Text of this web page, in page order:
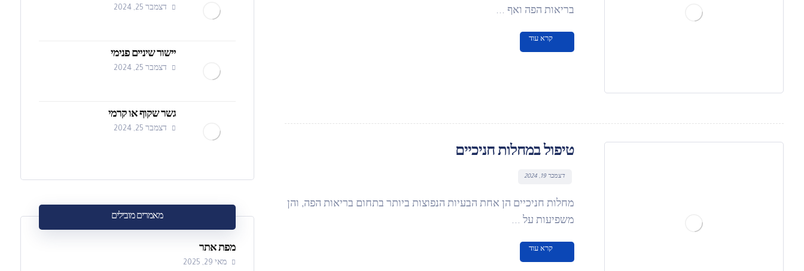
בריאות הפה ואף ...
קרא עוד
טיפול במחלות חניכיים
דצמבר 19, 2024
מחלות חניכיים הן אחת הבעיות הנפוצות ביותר בתחום בריאות הפה, והן
משפיעות על ...
קרא עוד
דצמבר 25, 2024
יישור שיניים פנימי
דצמבר 25, 2024
גשר שקוף או קרמי
דצמבר 25, 2024
מאמרים מובילים
מפת אתר
מאי 29, 2025